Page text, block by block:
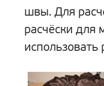
швы. Для
расчёски для
использовать